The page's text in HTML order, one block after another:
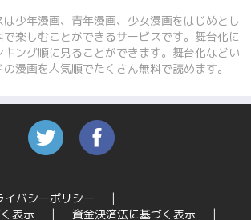
少年漫画、青年漫画、少女漫画をはじめとし
楽しむことができるサービスです。舞台化に
ング順に見ることができます。舞台化などい
漫画を人気順でたくさん無料で読めます。
イバシーポリシー
表示
資金決済法に基づく表示